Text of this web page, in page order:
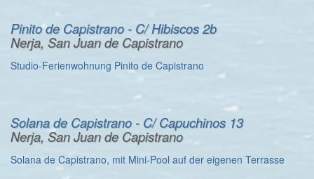
Pinito de Capistrano - C/ Hibiscos 2b
Nerja, San Juan de Capistrano
Studio-Ferienwohnung Pinito de Capistrano
Solana de Capistrano - C/ Capuchinos 13
Nerja, San Juan de Capistrano
Solana de Capistrano, mit Mini-Pool auf der eigenen Terrasse